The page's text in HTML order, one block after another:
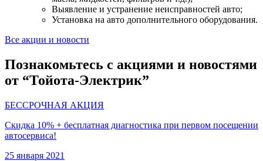
Выявление и устранение неисправностей авто;
Установка на авто дополнительного оборудования.
Все акции и новости
Познакомьтесь с акциями и новостями
от “Тойота-Электрик”
БЕССРОЧНАЯ АКЦИЯ
Скидка 10% + бесплатная диагностика при первом посещении
автосервиса!
25 января 2021